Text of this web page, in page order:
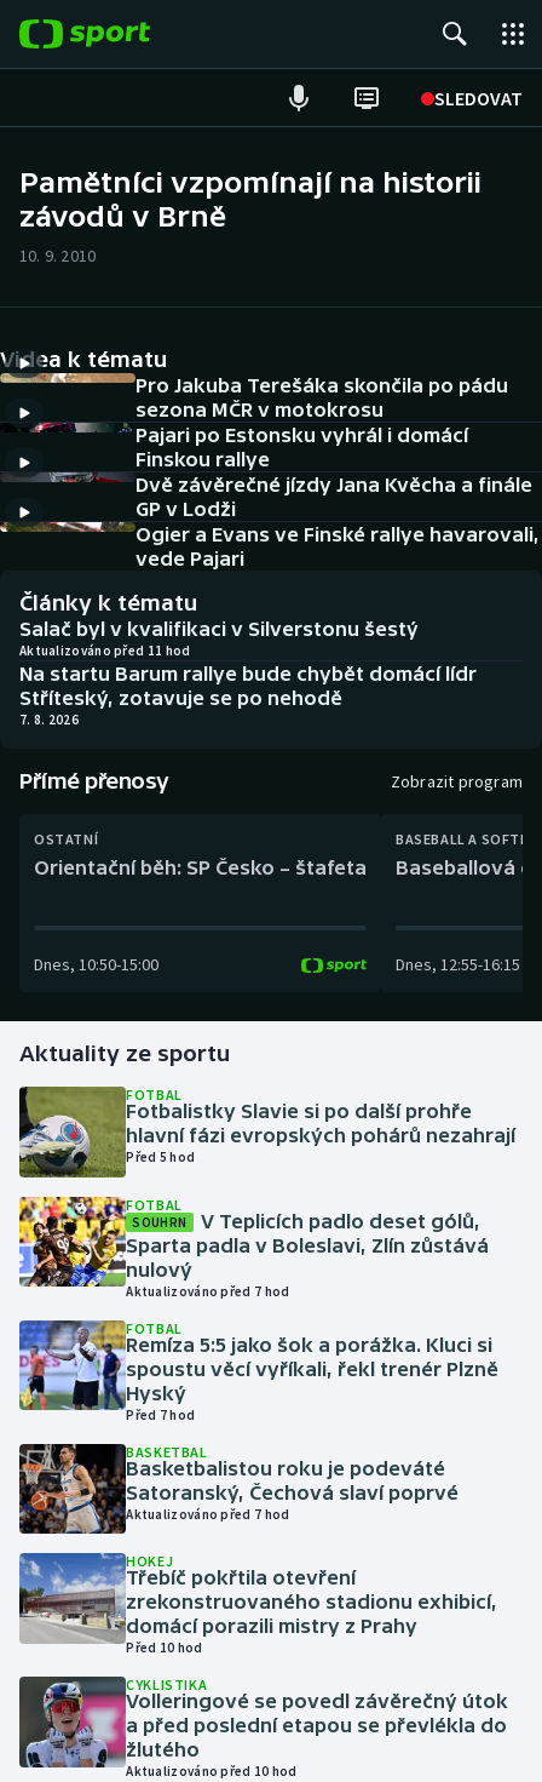
SLEDOVAT
Hokej
Cyklistika
DALŠÍ SPORTY
Americký fotbal
Baseball a softbal
Basketbal
Biatlon
Box
Curling
Florbal
Futsal
Golf
Gymnastika
Házená
Jezdectví
Judo
Krasobruslení
Lyže a snowboard
Moderní pětiboj
Motorsport
Parasport
NEPŘEHLÉDNĚTE
Historické návraty
Aplikace ČT sport
Pamětníci vzpomínají na historii
závodů v Brně
10. 9. 2010
Videa k tématu
Pro Jakuba Terešáka skončila po pádu
sezona MČR v motokrosu
Pajari po Estonsku vyhrál i domácí
Finskou rallye
Dvě závěrečné jízdy Jana Kvěcha a finále
GP v Lodži
Ogier a Evans ve Finské rallye havarovali,
vede Pajari
Články k tématu
Salač byl v kvalifikaci v Silverstonu šestý
Aktualizováno před 11 hod
Na startu Barum rallye bude chybět domácí lídr
Stříteský, zotavuje se po nehodě
7. 8. 2026
Přímé přenosy Zobrazit program
OSTATNÍ
Orientační běh: SP Česko – štafeta
Dnes, 10:50-15:00
BASEBALL A
Baseballová
Dnes, 12:55-16:15
Aktuality ze sportu
FOTBAL
Fotbalistky Slavie si po další prohře
hlavní fázi evropských pohárů nezahrají
Před 5 hod
FOTBAL
SOUHRN
V Teplicích padlo deset gólů,
Sparta padla v Boleslavi, Zlín zůstává
nulový
Aktualizováno před 7 hod
FOTBAL
Remíza 5:5 jako šok a porážka. Kluci si
spoustu věcí vyříkali, řekl trenér Plzně
Hyský
Před 7 hod
BASKETBAL
Basketbalistou roku je podeváté
Satoranský, Čechová slaví poprvé
Aktualizováno před 7 hod
HOKEJ
Třebíč pokřtila otevření
zrekonstruovaného stadionu exhibicí,
domácí porazili mistry z Prahy
Před 10 hod
CYKLISTIKA
Volleringové se povedl závěrečný útok
a před poslední etapou se převlékla do
žlutého
Aktualizováno před 10 hod